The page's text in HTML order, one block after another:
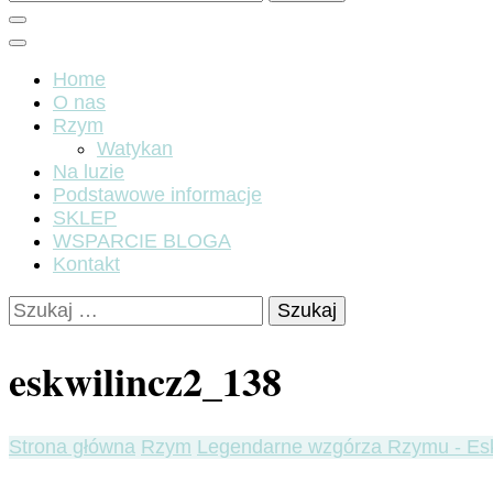
Home
O nas
Rzym
Watykan
Na luzie
Podstawowe informacje
SKLEP
WSPARCIE BLOGA
Kontakt
Szukaj:
eskwilincz2_138
Strona główna Rzym Legendarne wzgórza Rzymu -